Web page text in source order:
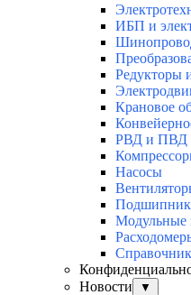
ИБП и
Редукторы
Крановое
РВД и ПВД
Насосы
Модульные
Справочник
Новости
▼